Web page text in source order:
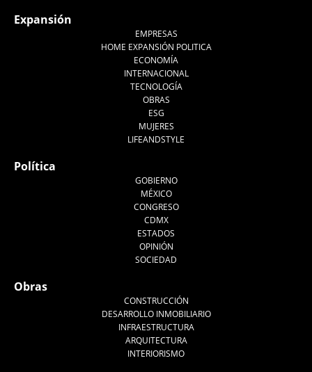
Expansión
EMPRESAS
HOME EXPANSIÓN POLITICA
ECONOMÍA
INTERNACIONAL
TECNOLOGÍA
OBRAS
ESG
MUJERES
LIFEANDSTYLE
Política
GOBIERNO
MÉXICO
CONGRESO
CDMX
ESTADOS
OPINIÓN
SOCIEDAD
Obras
CONSTRUCCIÓN
DESARROLLO INMOBILIARIO
INFRAESTRUCTURA
ARQUITECTURA
INTERIORISMO